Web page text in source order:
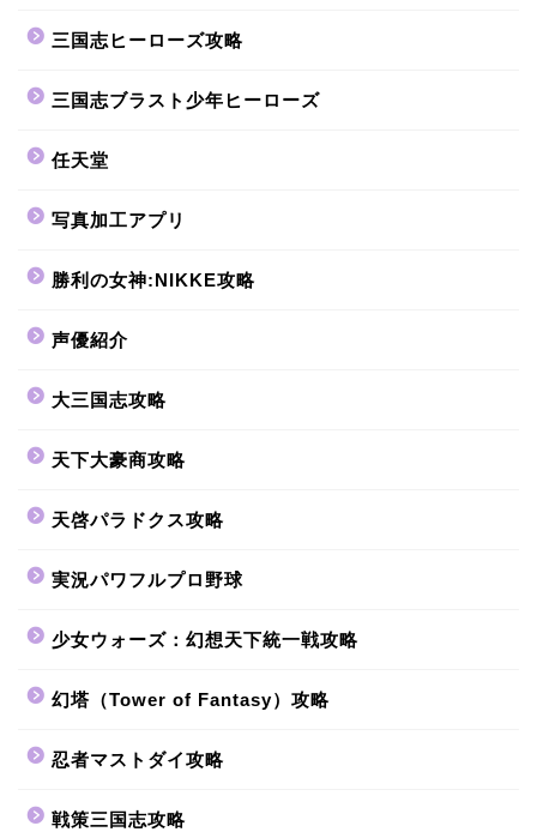
三国志ヒーローズ攻略
三国志ブラスト少年ヒーローズ
任天堂
写真加工アプリ
勝利の女神:NIKKE攻略
声優紹介
大三国志攻略
天下大豪商攻略
天啓パラドクス攻略
実況パワフルプロ野球
少女ウォーズ：幻想天下統一戦攻略
幻塔（Tower of Fantasy）攻略
忍者マストダイ攻略
戦策三国志攻略